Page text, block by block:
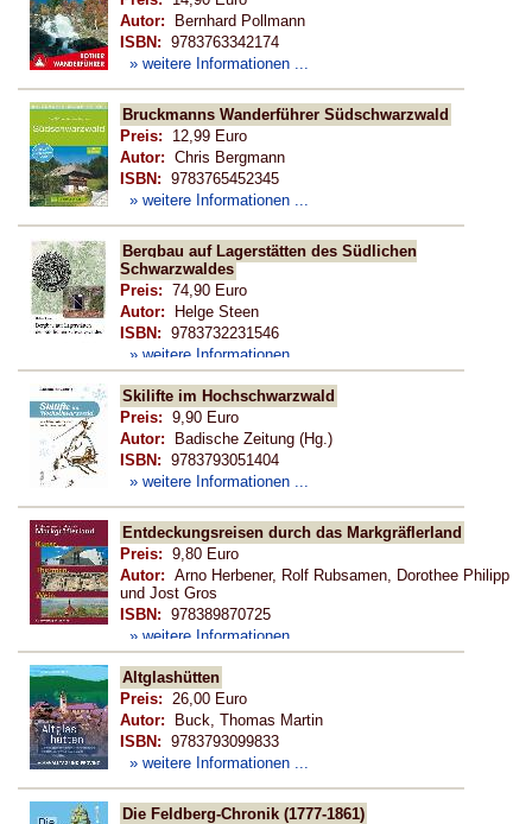
Autor: Bernhard Pollmann
ISBN: 9783763342174
» weitere Informationen ...
Bruckmanns Wanderführer Südschwarzwald
Preis: 12,99 Euro
Autor: Chris Bergmann
ISBN: 9783765452345
» weitere Informationen ...
Bergbau auf Lagerstätten des Südlichen
Schwarzwaldes
Preis: 74,90 Euro
Autor: Helge Steen
ISBN: 9783732231546
» weitere Informationen ...
Skilifte im Hochschwarzwald
Preis: 9,90 Euro
Autor: Badische Zeitung (Hg.)
ISBN: 9783793051404
» weitere Informationen ...
Entdeckungsreisen durch das Markgräflerland
Preis: 9,80 Euro
Autor: Arno Herbener, Rolf Rubsamen, Dorothee Philipp
und Jost Gros
ISBN: 978389870725
» weitere Informationen ...
Altglashütten
Preis: 26,00 Euro
Autor: Buck, Thomas Martin
ISBN: 9783793099833
» weitere Informationen ...
Die Feldberg-Chronik (1777-1861)